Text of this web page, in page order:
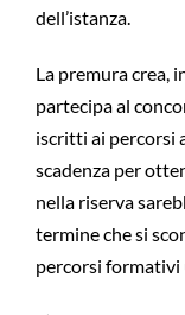
dell’istanza.
La premura crea,
partecipa al
iscritti ai percorsi
scadenza per
nella riserva
termine che si
percorsi